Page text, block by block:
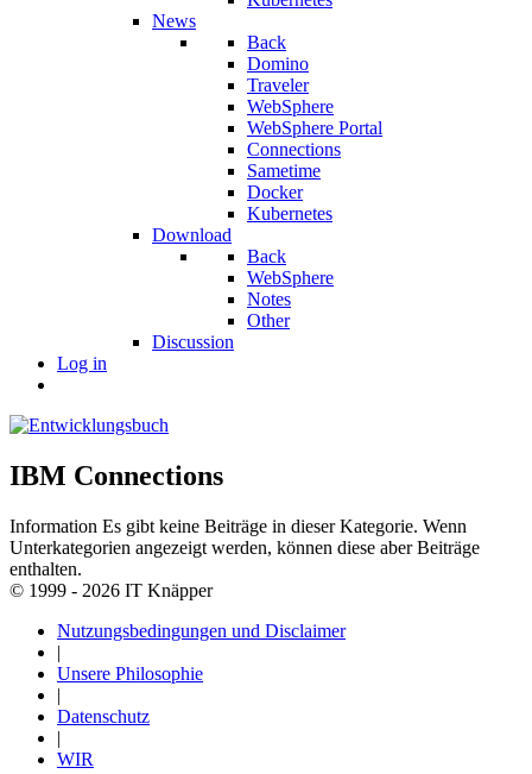
News
Back
Domino
Traveler
WebSphere
WebSphere Portal
Connections
Sametime
Docker
Kubernetes
Download
Back
WebSphere
Notes
Other
Discussion
Log in
IBM Connections
Information Es gibt keine Beiträge in dieser Kategorie. Wenn
Unterkategorien angezeigt werden, können diese aber Beiträge
enthalten.
© 1999 - 2026 IT Knäpper
Nutzungsbedingungen und Disclaimer
|
Unsere Philosophie
|
Datenschutz
|
WIR